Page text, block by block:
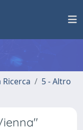
5 - Altro